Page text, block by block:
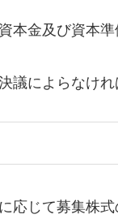
本金及び資本
によらなけれ
応じて募集株